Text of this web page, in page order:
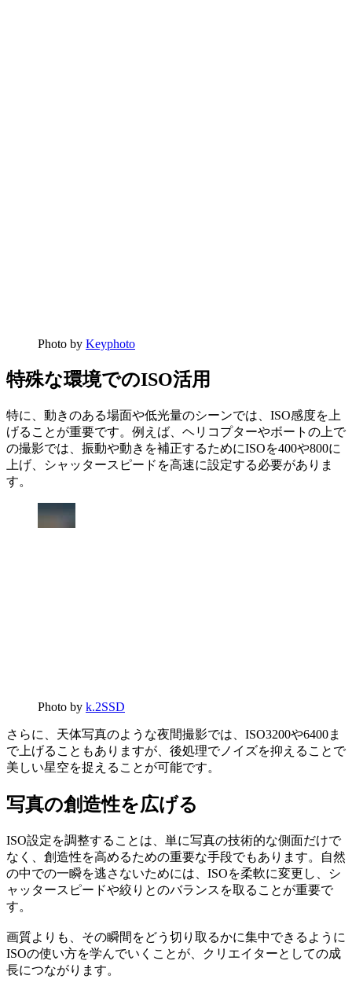
Photo by Keyphoto
特殊な環境でのISO活用
特に、動きのある場面や低光量のシーンでは、ISO感度を上
げることが重要です。例えば、ヘリコプターやボートの上で
の撮影では、振動や動きを補正するためにISOを400や800に
上げ、シャッタースピードを高速に設定する必要がありま
す。
Photo by k.2SSD
さらに、天体写真のような夜間撮影では、ISO3200や6400ま
で上げることもありますが、後処理でノイズを抑えることで
美しい星空を捉えることが可能です。
写真の創造性を広げる
ISO設定を調整することは、単に写真の技術的な側面だけで
なく、創造性を高めるための重要な手段でもあります。自然
の中での一瞬を逃さないためには、ISOを柔軟に変更し、シ
ャッタースピードや絞りとのバランスを取ることが重要で
す。
画質よりも、その瞬間をどう切り取るかに集中できるように
ISOの使い方を学んでいくことが、クリエイターとしての成
長につながります。